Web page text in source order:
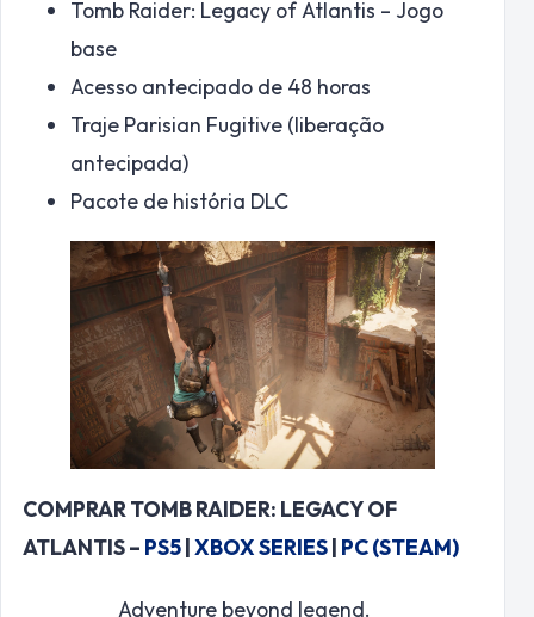
Tomb Raider: Legacy of Atlantis – Jogo
base
Acesso antecipado de 48 horas
Traje Parisian Fugitive (liberação
antecipada)
Pacote de história DLC
COMPRAR TOMB RAIDER: LEGACY OF
ATLANTIS – PS5|XBOX SERIES| PC (STEAM)
Adventure beyond legend.